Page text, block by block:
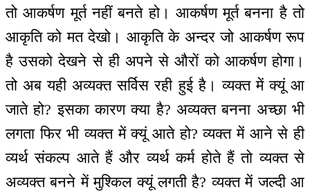
तो आकर्षण मूर्त नहीं बनते हो। आकर्षण मूर्त बनना है तो
आकृति को मत देखो। आकृति के अन्दर जो आकर्षण रूप
है उसको देखने से ही अपने से औरों को आकर्षण होगा।
तो अब यही अव्यक्त सर्विस रही हुई है। व्यक्त में क्यूं आ
जाते हो? इसका कारण क्या है? अव्यक्त बनना अच्छा भी
लगता फिर भी व्यक्त में क्यूं आते हो? व्यक्त में आने से ही
व्यर्थ संकल्प आते हैं और व्यर्थ कर्म होते हैं तो व्यक्त से
अव्यक्त बनने में मुश्किल क्यूं लगती है? व्यक्त में जल्दी आ